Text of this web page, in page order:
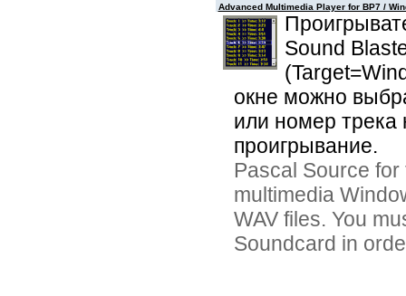
Advanced Multimedia Player for BP7 /
Sound
окне можно
или номер трека
проигрывание.
Pascal Source
multimedia
WAV files. You
Soundcard in